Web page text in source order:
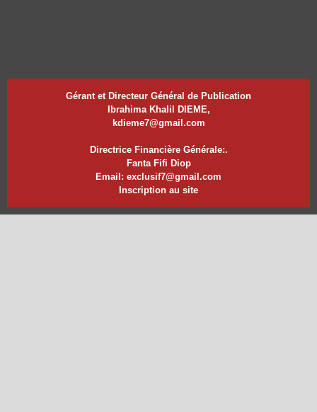
Gérant et Directeur Général de Publication
Ibrahima Khalil DIEME,
kdieme7@gmail.com
Directrice Financière Générale:.
Fanta Fifi Diop
Email: exclusif7@gmail.com
Inscription au site